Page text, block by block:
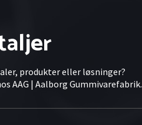
produkter eller løsninger?
AAG | Aalborg Gummivarefabrik.